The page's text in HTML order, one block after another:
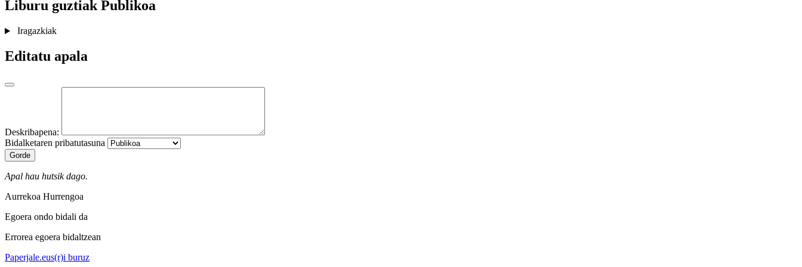
Liburu guztiakPublikoa
Iragazkiak
Editatu apala
Deskribapena:
Bidalketaren pribatutasuna
Gorde
Apal hau hutsik dago.
Aurrekoa Hurrengoa
Egoera ondo bidali da
Errorea egoera bidaltzean
Paperjale.eus(r)i buruz